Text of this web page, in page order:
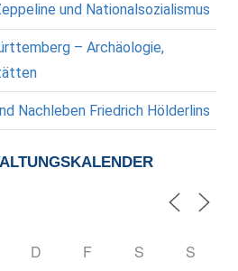
und Nationalsozialismus
– Archäologie,
Nachleben Friedrich Hölderlins
D F S S